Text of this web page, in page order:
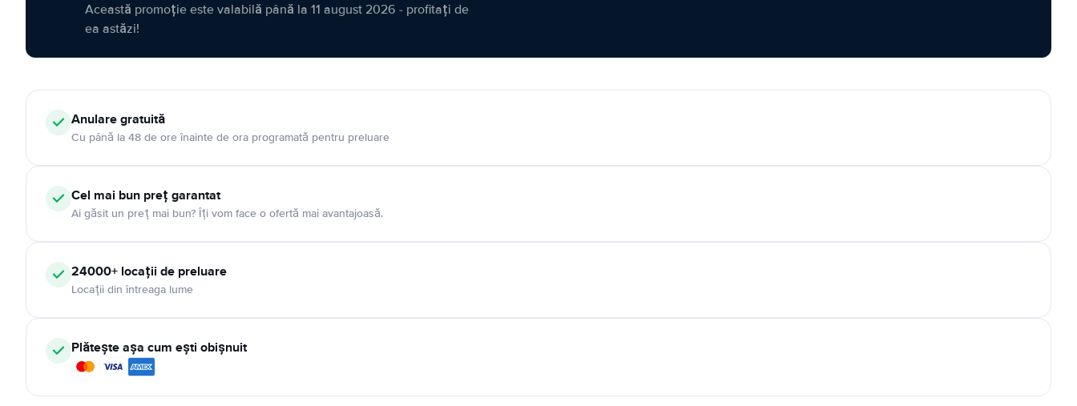
Această promoție este valabilă până la 11 august 2026 - profitați de
ea astăzi!
Anulare gratuită
Cu până la 48 de ore înainte de ora programată pentru preluare
Cel mai bun preț garantat
Ai găsit un preț mai bun? Îți vom face o ofertă mai avantajoasă.
24000+ locații de preluare
Locații din întreaga lume
Plătește așa cum ești obișnuit